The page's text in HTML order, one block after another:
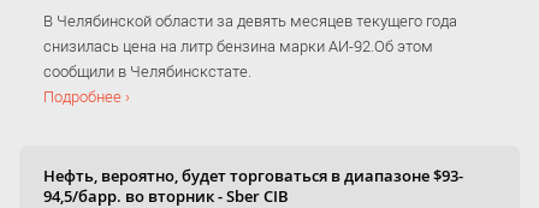
В Челябинской области за девять месяцев текущего года
снизилась цена на литр бензина марки АИ-92.Об этом
сообщили в Челябинскстате.
Подробнее ›
Нефть, вероятно, будет торговаться в диапазоне $93-
94,5/барр. во вторник - Sber CIB